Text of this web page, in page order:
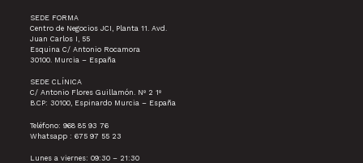
SEDE FORMA
Centro de Negocios JCI, Planta 11. Avd.
Juan Carlos I, 55
Esquina C/ Antonio Rocamora
30100. Murcia – España
SEDE CLÍNICA
C/ Antonio Flores Guillamón. Nº 2 1º
B.CP: 30100, Espinardo Murcia – España
Teléfono: 968 85 93 76
Whatsapp : 675 97 55 23
Lunes a viernes: 09:30 – 21:30